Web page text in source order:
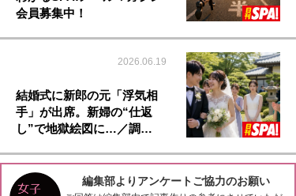
会員募集中！
2026.06.19
結婚式に新郎の元「浮気相
手」が出席。新婦の“仕返
し”で地獄絵図に…／調…